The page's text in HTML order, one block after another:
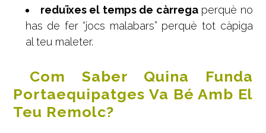
reduïxes el temps de càrregaperquè no
has de fer “jocs malabars” perquè tot càpiga
al teu maleter.
Com Saber Quina Funda
Portaequipatges Va Bé Amb El
Teu Remolc?